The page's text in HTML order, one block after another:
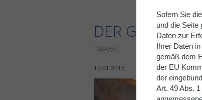
DER GUTE
News
12.01.2015
Sofern Sie
und die Seite
Daten zur
Ihrer Daten
gemäß dem
der EU
der
Art. 49 Abs.